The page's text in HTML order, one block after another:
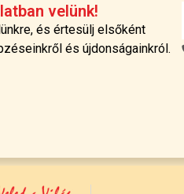
velünk!
és értesülj elsőként
és újdonságainkról.